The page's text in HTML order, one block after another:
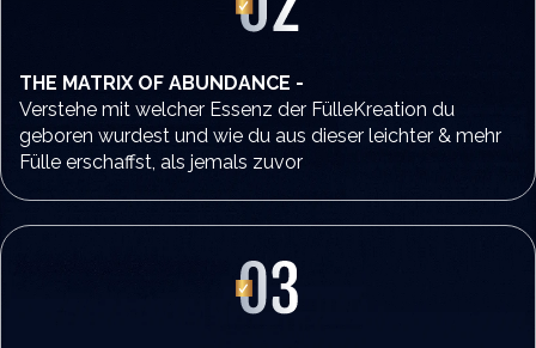
THE MATRIX OF ABUNDANCE -
Verstehe mit welcher Essenz der FülleKreation du
geboren wurdest und wie du aus dieser leichter & mehr
Fülle erschaffst, als jemals zuvor